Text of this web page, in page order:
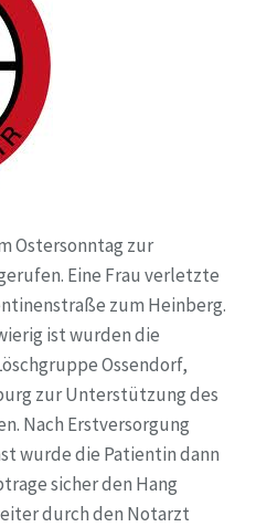
Ostersonntag zur
Eine Frau verletzte
zum Heinberg.
ist wurden die
Ossendorf,
zur Unterstützung des
Nach Erstversorgung
wurde die Patientin dann
sicher den Hang
durch den Notarzt